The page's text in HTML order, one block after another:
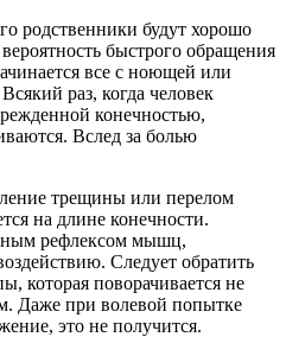
родственники будут хорошо
быстрого обращения
все с ноющей или
раз, когда человек
конечностью,
Вслед за болью
трещины или перелом
на длине конечности.
рефлексом мышц,
Следует обратить
которая поворачивается не
Даже при волевой попытке
это не получится.